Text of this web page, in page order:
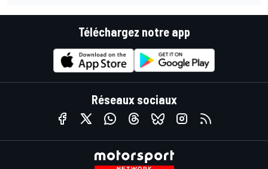
Téléchargez notre app
Réseaux sociaux